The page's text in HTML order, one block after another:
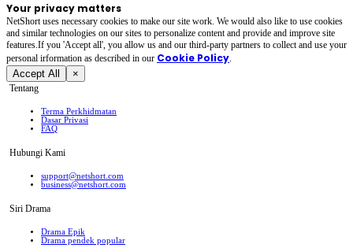
Your privacy matters
NetShort uses necessary cookies to make our site work. We would also like to use cookies
and similar technologies on our sites to personalize content and provide and improve site
features.If you 'Accept all', you allow us and our third-party partners to collect and use your
personal irformation as described in our Cookie Policy.
Accept All ×
Tentang
Terma Perkhidmatan
Dasar Privasi
FAQ
Hubungi Kami
support@netshort.com
business@netshort.com
Siri Drama
Drama Epik
Drama pendek popular